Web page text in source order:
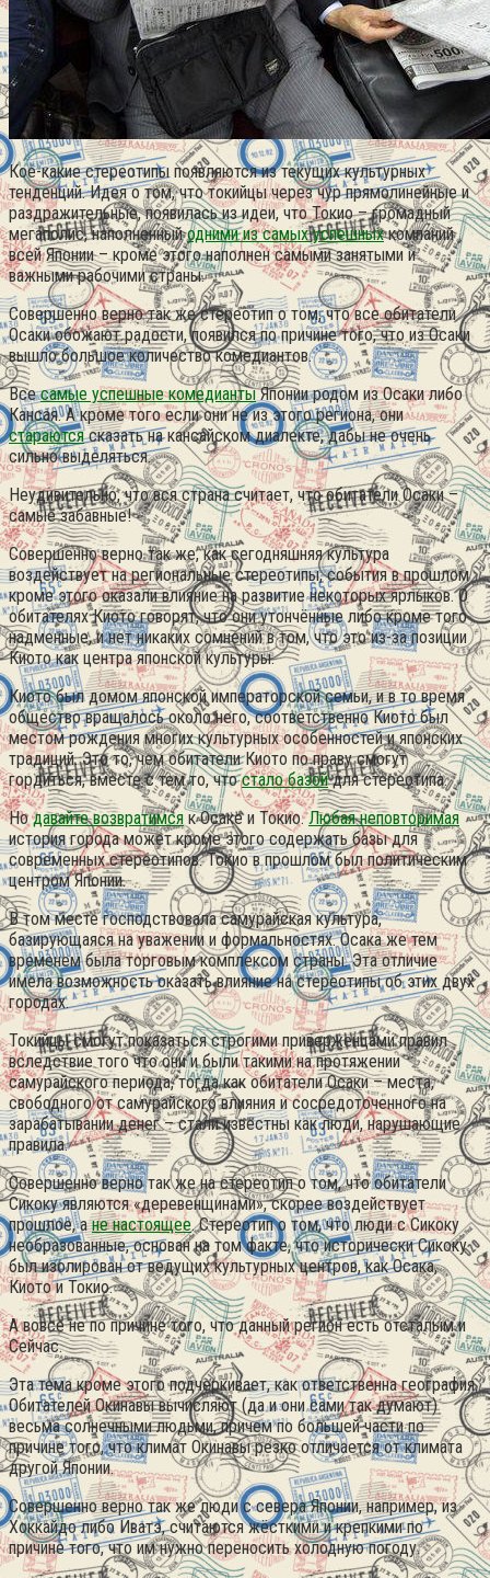
Кое-какие стереотипы появляются из текущих культурных
тенденций. Идея о том, что токийцы через чур прямолинейные и
раздражительные, появилась из идеи, что Токио – громадный
мегаполис, наполненныйодними из самых успешныхкомпаний
всей Японии – кроме этого наполнен самыми занятыми и
важными рабочими страны.
Совершенно верно так же стереотип о том, что все обитатели
Осаки обожают радости, появился по причине того, что из Осаки
вышло большое количество комедиантов.
Всесамые успешные комедиантыЯпонии родом из Осаки либо
Кансая. А кроме того если они не из этого региона, они
стараютсясказать на кансайском диалекте, дабы не очень
сильно выделяться.
Неудивительно, что вся страна считает, что обитатели Осаки –
самые забавные!
Совершенно верно так же, как сегодняшняя культура
воздействует на региональные стереотипы, события в прошлом
кроме этого оказали влияние на развитие некоторых ярлыков. О
обитателях Киото говорят, что они утончённые либо кроме того
надменные, и нет никаких сомнений в том, что это из-за позиции
Киото как центра японской культуры.
Киото был домом японской императорской семьи, и в то время
общество вращалось около него, соответственно Киото был
местом рождения многих культурных особенностей и японских
традиций. Это то, чем обитатели Киото по праву смогут
гордиться, вместе с тем то, чтостало базойдля стереотипа.
Нодавайте возвратимсяк Осаке и Токио.Любая неповторимая
история города может кроме этого содержать базы для
современных стереотипов. Токио в прошлом был политическим
центром Японии.
В том месте господствовала самурайская культура,
базирующаяся на уважении и формальностях. Осака же тем
временем была торговым комплексом страны. Эта отличие
имела возможность оказать влияние на стереотипы об этих двух
городах.
Токийцы смогут показаться строгими приверженцами правил
вследствие того что они и были такими на протяжении
самурайского периода, тогда как обитатели Осаки – места,
свободного от самурайского влияния и сосредоточенного на
зарабатывании денег – стали известны как люди, нарушающие
правила.
Совершенно верно так же на стереотип о том, что обитатели
Сикоку являются «деревенщинами», скорее воздействует
прошлое, ане настоящее. Стереотип о том, что люди с Сикоку
необразованные, основан на том факте, что исторически Сикоку
был изолирован от ведущих культурных центров, как Осака,
Киото и Токио.
А вовсе не по причине того, что данный регион есть отсталым и
Сейчас.
Эта тема кроме этого подчеркивает, как ответственна география.
Обитателей Окинавы вычисляют (да и они сами так думают)
весьма солнечными людьми, причем по большей части по
причине того, что климат Окинавы резко отличается от климата
другой Японии.
Совершенно верно так же люди с севера Японии, например, из
Хоккайдо либо Иватэ, считаются жёсткими и крепкими по
причине того, что им нужно переносить холодную погоду.